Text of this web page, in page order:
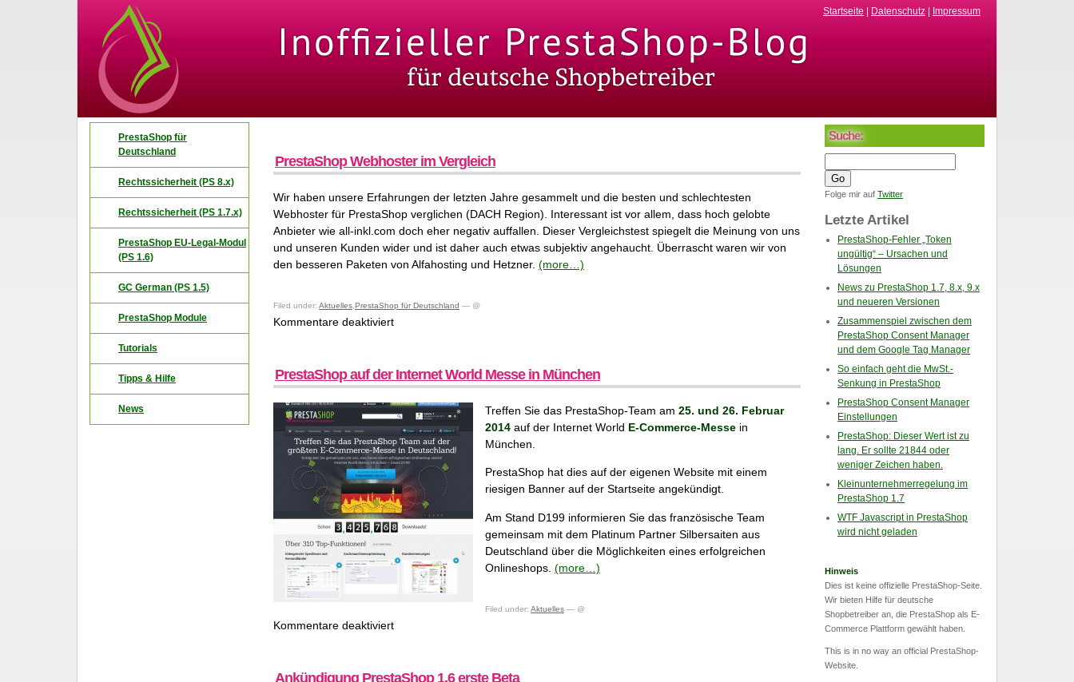
Startseite Datenschutz Impressum
PrestaShop Webhoster im Vergleich
Wir haben unsere Erfahrungen der letzten Jahre gesammelt und die besten und schlechtesten
Webhoster für PrestaShop verglichen (DACH Region). Interessant ist vor allem, dass hoch gelobte
Anbieter wie all-inkl.com doch eher negativ auffallen. Dieser Vergleichstest spiegelt die Meinung von uns
und unseren Kunden wider und ist daher auch etwas subjektiv angehaucht. Überrascht waren wir von
den besseren Paketen von Alfahosting und Hetzner. (more…)
Filed under: Aktuelles PrestaShop für Deutschland — @
Kommentare deaktiviertfür
im
Vergleich
PrestaShop auf der Internet World Messe in München
Treffen Sie das PrestaShop-Team am 25. und 26. Februar
2014 auf der Internet World E-Commerce-Messe in
München.
PrestaShop hat dies auf der eigenen Website mit einem
riesigen Banner auf der Startseite angekündigt.
Am Stand D199 informieren Sie das französische Team
gemeinsam mit dem Platinum Partner Silbersaiten aus
Deutschland über die Möglichkeiten eines erfolgreichen
Onlineshops. (more…)
Filed under: Aktuelles — @
Kommentare deaktiviertfür
der
Ankündigung PrestaShop 1.6 erste Beta
PrestaShop für
Deutschland
Rechtssicherheit (PS 8.x)
Rechtssicherheit (PS 1.7.x)
PrestaShop EU-Legal-Modul
(PS 1.6)
GC German (PS 1.5)
PrestaShop Module
Tutorials
Tipps & Hilfe
News
Suche:
Folge mir auf Twitter
Letzte Artikel
PrestaShop-Fehler „Token
ungültig“ – Ursachen und
Lösungen
News zu PrestaShop 1.7, 8.x, 9.x
und neueren Versionen
Zusammenspiel zwischen dem
PrestaShop Consent Manager
und dem Google Tag Manager
So einfach geht die MwSt.-
Senkung in PrestaShop
PrestaShop Consent Manager
Einstellungen
PrestaShop: Dieser Wert ist zu
lang. Er sollte 21844 oder
weniger Zeichen haben.
Kleinunternehmerregelung im
PrestaShop 1.7
WTF Javascript in PrestaShop
wird nicht geladen
Hinweis
Dies ist keine offizielle PrestaShop-Seite.
Wir bieten Hilfe für deutsche
Shopbetreiber an, die PrestaShop als E-
Commerce Plattform gewählt haben.
This is in no way an official PrestaShop-
Website.